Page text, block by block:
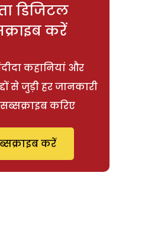
डिजिटल
करें
कहानियां और
से जुड़ी हर जानकारी
करिए
करें